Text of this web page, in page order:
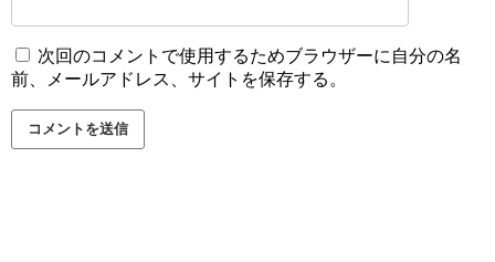
次回のコメントで使用するためブラウザーに自分の名
前、メールアドレス、サイトを保存する。